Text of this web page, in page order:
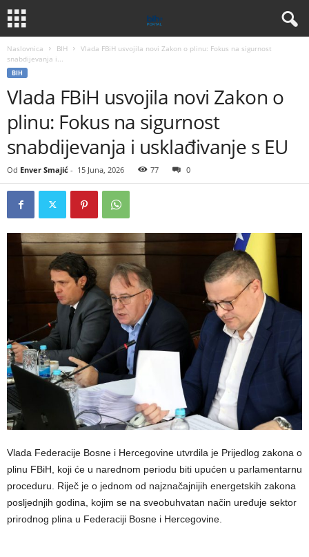
Naslovnica BIH
Vlada FBiH usvojila novi Zakon o plinu: Fokus na sigurnost
snabdijevanja i...
BIH
Vlada FBiH usvojila novi Zakon o
plinu: Fokus na sigurnost
snabdijevanja i usklađivanje s EU
Od Enver Smajić - 15 Juna, 2026 77 0
Vlada Federacije Bosne i Hercegovine utvrdila je Prijedlog zakona o
plinu FBiH, koji će u narednom periodu biti upućen u parlamentarnu
proceduru. Riječ je o jednom od najznačajnijih energetskih zakona
posljednjih godina, kojim se na sveobuhvatan način uređuje sektor
prirodnog plina u Federaciji Bosne i Hercegovine.